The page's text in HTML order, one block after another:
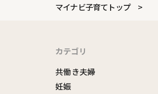
マイナビ子育てトップ
カテゴリ
共働き夫婦
妊娠